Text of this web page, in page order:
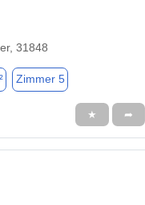
31848
Zimmer 5
★ ➦